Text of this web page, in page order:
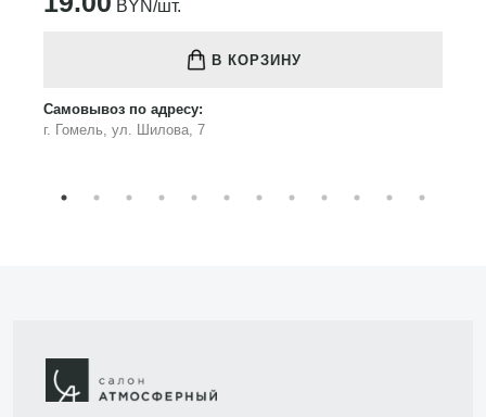
BYN/шт.
В КОРЗИНУ
Самовывоз по адресу:
г. Гомель, ул. Шилова, 7